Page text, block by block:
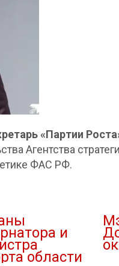
«Партии
Агентства
ФАС РФ.
и
области